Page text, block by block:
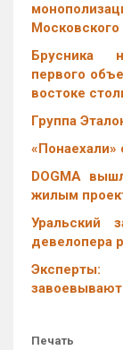
Московского
Брусника
первого
востоке
Группа
«Понаехали»
DOGMA
жилым
Уральский
девелопера
Печать